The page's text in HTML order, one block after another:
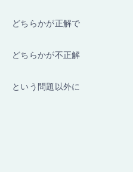
どちらかが正解で
どちらかが不正解
という問題以外に